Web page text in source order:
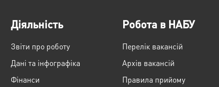
Діяльність
Звіти про роботу
Дані та інфографіка
Фінанси
Робота в НАБУ
Перелік вакансій
Архів вакансій
Правила прийому